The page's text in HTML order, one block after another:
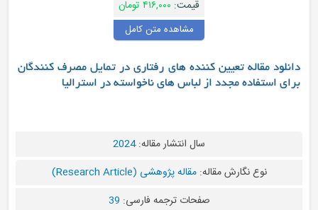
قیمت:۴۱۶,۰۰۰ تومان
مشاهده متن کامل
دانلود مقاله تعیین کننده های رفتاری در تمایل مصرف کنندگان
برای استفاده مجدد از لباس های ناخواسته در استرالیا
سال انتشار مقاله:2024
نوع نگارش مقاله:مقاله پژوهشی (Research Article)
صفحات ترجمه فارسی:39